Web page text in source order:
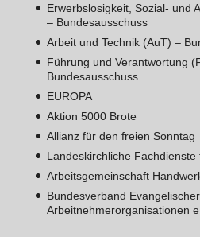
Erwerbslosigkeit, Sozial- und
– Bundesausschuss
Arbeit und Technik (AuT) –
Führung und Verantwortung
Bundesausschuss
EUROPA
Aktion 5000 Brote
Allianz für den freien Sonntag
Landeskirchliche
Arbeitsgemeinschaft
Bundesverband Evangelischer
Arbeitnehmerorganisationen